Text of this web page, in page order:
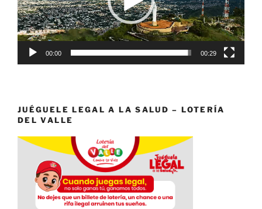
00:00 00:29
JUÉGUELE LEGAL A LA SALUD – LOTERÍA
DEL VALLE